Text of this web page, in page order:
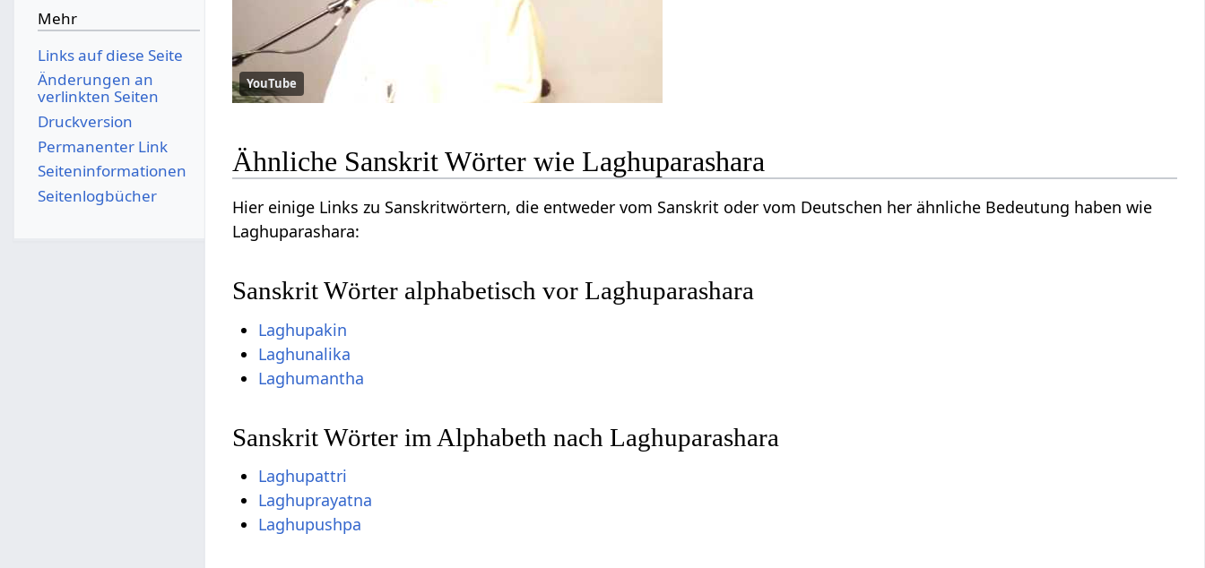
YouTube
Ähnliche Sanskrit Wörter wie Laghuparashara
Hier einige Links zu Sanskritwörtern, die entweder vom Sanskrit oder vom Deutschen her ähnliche Bedeutung haben wie
Laghuparashara:
Sanskrit Wörter alphabetisch vor Laghuparashara
Laghupakin
Laghunalika
Laghumantha
Sanskrit Wörter im Alphabeth nach Laghuparashara
Laghupattri
Laghuprayatna
Laghupushpa
Mehr
Links auf diese Seite
Änderungen an
verlinkten Seiten
Druckversion
Permanenter Link
Seiten­­informationen
Seitenlogbücher